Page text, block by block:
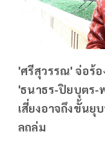
'ศรีสุวรรณ' จ่อร้อ
'ธนาธร-ปิยบุตร-
เสี่ยงอาจถึงขั้นยุ
ลถล่ม